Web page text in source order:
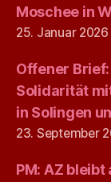
Moschee in
25. Januar 2026
Offener
Solidarität
in Solingen
23. September
PM: AZ